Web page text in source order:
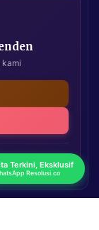
kami
Terkini, Eksklusif
Resolusi.co